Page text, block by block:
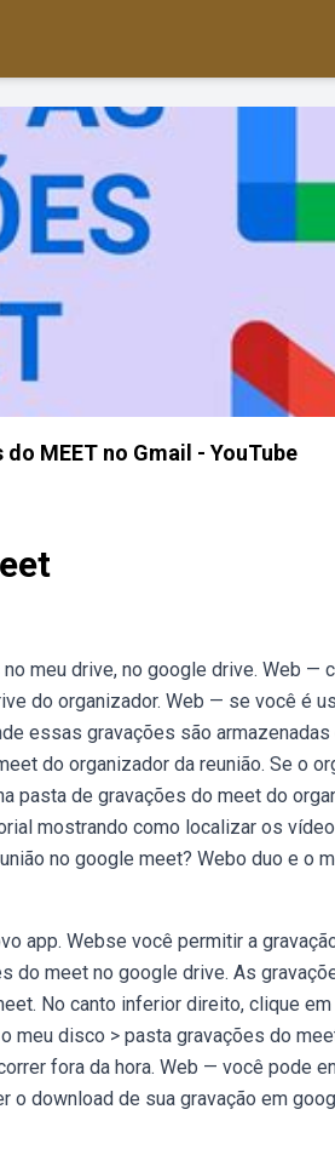
MEET no Gmail - YouTube
meu drive, no google drive. Web —
do organizador. Web — se você é
essas gravações são
do organizador da reunião. Se o
pasta de gravações do meet do
mostrando como localizar os
no google meet? Webo duo e o
app. Webse você permitir a
do meet no google drive. As
No canto inferior direito, clique
meu disco > pasta gravações do
fora da hora. Web — você pode
o download de sua gravação em